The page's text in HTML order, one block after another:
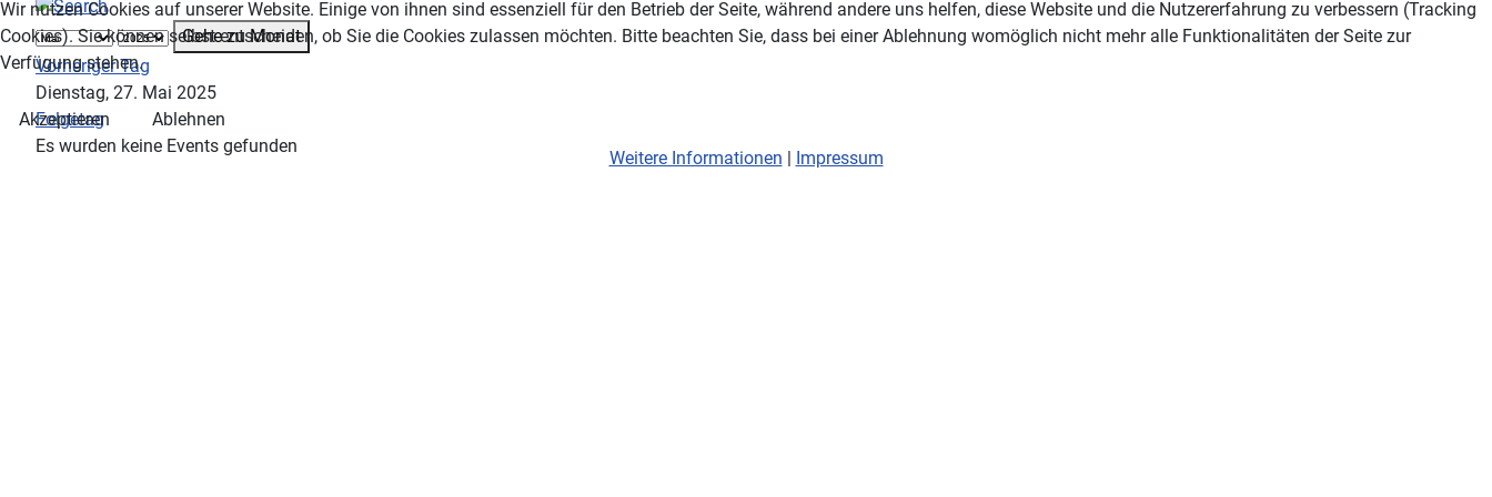
Gehe zu Monat
Vorheriger Tag
Dienstag, 27. Mai 2025
Folgetag
Es wurden keine Events gefunden
Wir nutzen Cookies auf unserer Website. Einige von ihnen sind essenziell für den Betrieb der Seite, während andere uns helfen, diese Website und die Nutzererfahrung zu verbessern (Tracking
Cookies). Sie können selbst entscheiden, ob Sie die Cookies zulassen möchten. Bitte beachten Sie, dass bei einer Ablehnung womöglich nicht mehr alle Funktionalitäten der Seite zur
Verfügung stehen.
Akzeptieren
Ablehnen
Weitere Informationen | Impressum